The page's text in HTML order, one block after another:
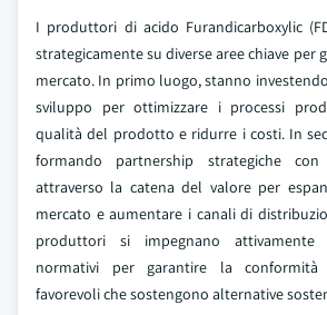
I produttori di acido Furandicarboxylic
strategicamente su diverse aree chiave per
mercato. In primo luogo, stanno
sviluppo per ottimizzare i processi
qualità del prodotto e ridurre i costi. In
formando partnership strategiche
attraverso la catena del valore per
mercato e aumentare i canali di
produttori si impegnano
normativi per garantire la
favorevoli che sostengono alternative